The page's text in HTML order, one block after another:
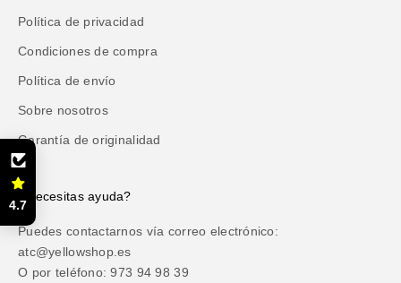
Política de privacidad
Condiciones de compra
Política de envío
Sobre nosotros
Garantía de originalidad
¿Necesitas ayuda?
Puedes contactarnos vía correo electrónico:
atc@yellowshop.es
O por teléfono: 973 94 98 39
4.7